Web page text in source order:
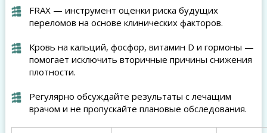
FRAX — инструмент оценки риска будущих
переломов на основе клинических факторов.
Кровь на кальций, фосфор, витамин D и гормоны —
помогает исключить вторичные причины снижения
плотности.
Регулярно обсуждайте результаты с лечащим
врачом и не пропускайте плановые обследования.